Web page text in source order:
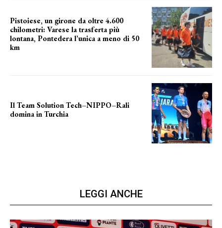
Pistoiese, un girone da oltre 4.600
chilometri: Varese la trasferta più
lontana, Pontedera l’unica a meno di 50
km
Il Team Solution Tech–NIPPO–Rali
domina in Turchia
LEGGI ANCHE